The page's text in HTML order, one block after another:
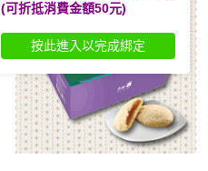
(可折抵消費金額50元)
按此進入以完成綁定